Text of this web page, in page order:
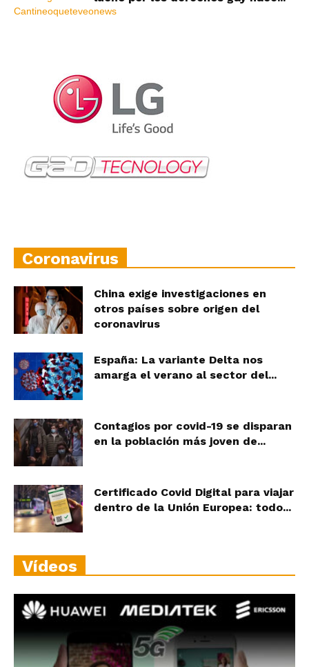
Coronavirus
China exige investigaciones en
otros países sobre origen del
coronavirus
España: La variante Delta nos
amarga el verano al sector del...
Contagios por covid-19 se disparan
en la población más joven de...
Certificado Covid Digital para viajar
dentro de la Unión Europea: todo...
Vídeos